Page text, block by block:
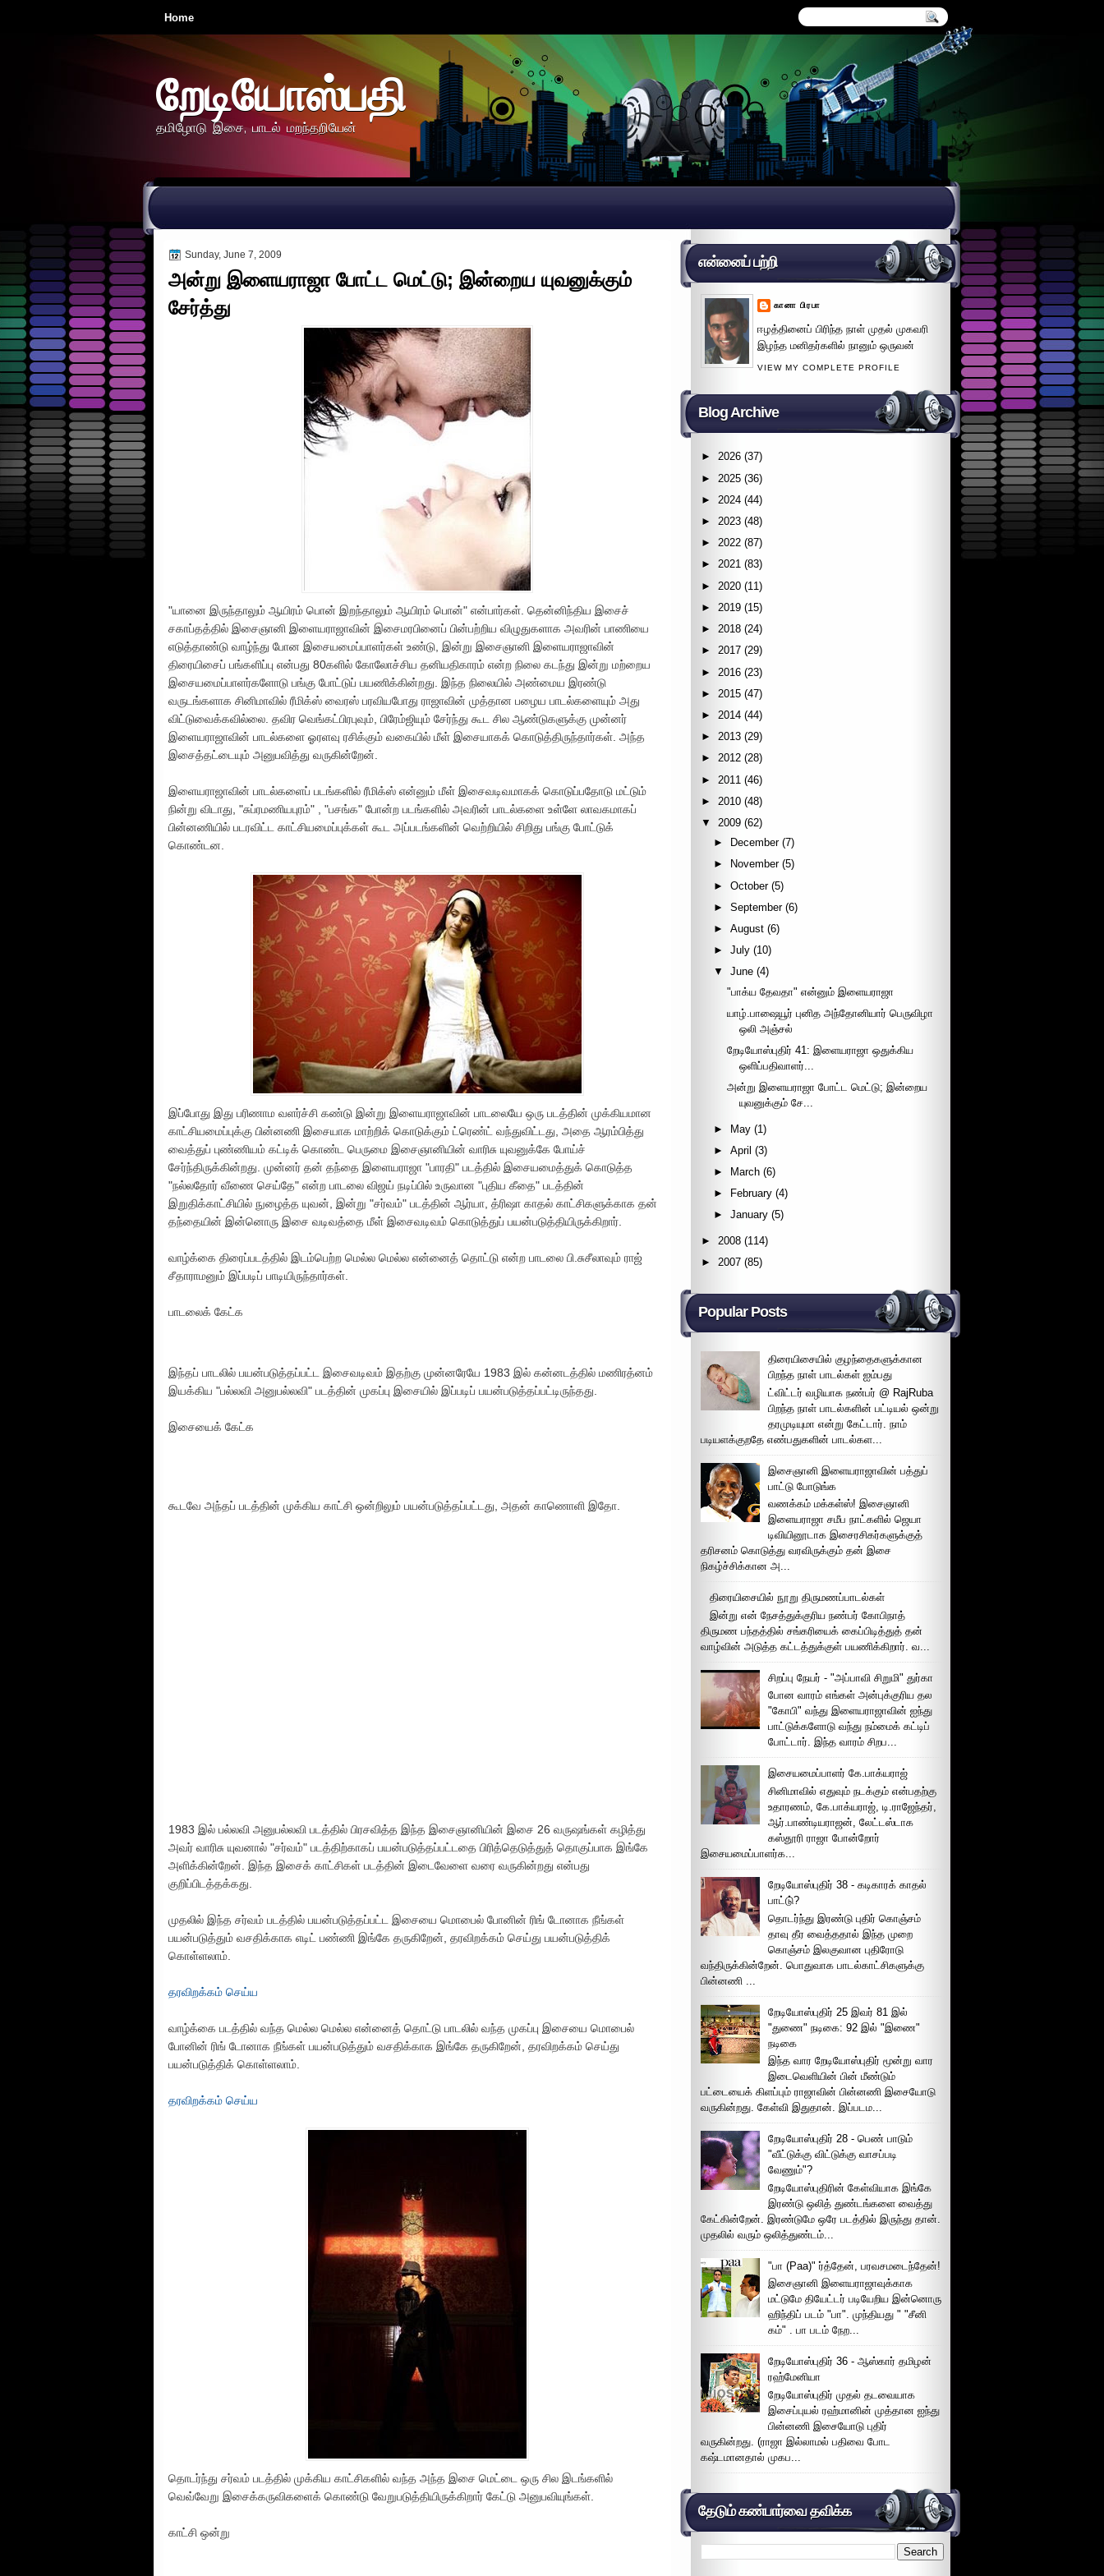
Home
றேடியோஸ்பதி
தமிழோடு இசை, பாடல் மறந்தறியேன்
Sunday, June 7, 2009
அன்று இளையராஜா போட்ட மெட்டு; இன்றைய யுவனுக்கும்
சேர்த்து
"யானை இருந்தாலும் ஆயிரம் பொன் இறந்தாலும் ஆயிரம் பொன்" என்பார்கள். தென்னிந்திய இசைச்
சகாப்தத்தில் இசைஞானி இளையராஜாவின் இசைமரபினைப் பின்பற்றிய விழுதுகளாக அவரின் பாணியை
எடுத்தாண்டு வாழ்ந்து போன இசையமைப்பாளர்கள் உண்டு, இன்று இசைஞானி இளையராஜாவின்
திரையிசைப் பங்களிப்பு என்பது 80களில் கோலோச்சிய தனியதிகாரம் என்ற நிலை கடந்து இன்று மற்றைய
இசையமைப்பாளர்களோடு பங்கு போட்டுப் பயணிக்கின்றது. இந்த நிலையில் அண்மைய இரண்டு
வருடங்களாக சினிமாவில் ரீமிக்ஸ் வைரஸ் பரவியபோது ராஜாவின் முத்தான பழைய பாடல்களையும் அது
விட்டுவைக்கவில்லை. தவிர வெங்கட்பிரபுவும், பிரேம்ஜியும் சேர்ந்து கூட சில ஆண்டுகளுக்கு முன்னர்
இளையராஜாவின் பாடல்களை ஓரளவு ரசிக்கும் வகையில் மீள் இசையாகக் கொடுத்திருந்தார்கள். அந்த
இசைத்தட்டையும் அனுபவித்து வருகின்றேன்.
இளையராஜாவின் பாடல்களைப் படங்களில் ரீமிக்ஸ் என்னும் மீள் இசைவடிவமாகக் கொடுப்பதோடு மட்டும்
நின்று விடாது, "சுப்ரமணியபுரம்" , "பசங்க" போன்ற படங்களில் அவரின் பாடல்களை உள்ளே லாவகமாகப்
பின்னணியில் படரவிட்ட காட்சியமைப்புக்கள் கூட அப்படங்களின் வெற்றியில் சிறிது பங்கு போட்டுக்
கொண்டன.
இப்போது இது பரிணாம வளர்ச்சி கண்டு இன்று இளையராஜாவின் பாடலையே ஒரு படத்தின் முக்கியமான
காட்சியமைப்புக்கு பின்னணி இசையாக மாற்றிக் கொடுக்கும் ட்ரெண்ட் வந்துவிட்டது, அதை ஆரம்பித்து
வைத்துப் புண்ணியம் கட்டிக் கொண்ட பெருமை இசைஞானியின் வாரிசு யுவனுக்கே போய்ச்
சேர்ந்திருக்கின்றது. முன்னர் தன் தந்தை இளையராஜா "பாரதி" படத்தில் இசையமைத்துக் கொடுத்த
"நல்லதோர் வீணை செய்தே" என்ற பாடலை விஜய் நடிப்பில் உருவான "புதிய கீதை" படத்தின்
இறுதிக்காட்சியில் நுழைத்த யுவன், இன்று "சர்வம்" படத்தின் ஆர்யா, த்ரிஷா காதல் காட்சிகளுக்காக தன்
தந்தையின் இன்னொரு இசை வடிவத்தை மீள் இசைவடிவம் கொடுத்துப் பயன்படுத்தியிருக்கிறார்.
வாழ்க்கை திரைப்படத்தில் இடம்பெற்ற மெல்ல மெல்ல என்னைத் தொட்டு என்ற பாடலை பி.சுசீலாவும் ராஜ்
சீதாராமனும் இப்படிப் பாடியிருந்தார்கள்.
பாடலைக் கேட்க
இந்தப் பாடலில் பயன்படுத்தப்பட்ட இசைவடிவம் இதற்கு முன்னரேயே 1983 இல் கன்னடத்தில் மணிரத்னம்
இயக்கிய "பல்லவி அனுபல்லவி" படத்தின் முகப்பு இசையில் இப்படிப் பயன்படுத்தப்பட்டிருந்தது.
இசையைக் கேட்க
கூடவே அந்தப் படத்தின் முக்கிய காட்சி ஒன்றிலும் பயன்படுத்தப்பட்டது, அதன் காணொளி இதோ.
1983 இல் பல்லவி அனுபல்லவி படத்தில் பிரசவித்த இந்த இசைஞானியின் இசை 26 வருஷங்கள் கழித்து
அவர் வாரிசு யுவனால் "சர்வம்" படத்திற்காகப் பயன்படுத்தப்பட்டதை பிரித்தெடுத்துத் தொகுப்பாக இங்கே
அளிக்கின்றேன். இந்த இசைக் காட்சிகள் படத்தின் இடைவேளை வரை வருகின்றது என்பது
குறிப்பிடத்தக்கது.
முதலில் இந்த சர்வம் படத்தில் பயன்படுத்தப்பட்ட இசையை மொபைல் போனின் ரிங் டோனாக நீங்கள்
பயன்படுத்தும் வசதிக்காக எடிட் பண்ணி இங்கே தருகிறேன், தரவிறக்கம் செய்து பயன்படுத்திக்
கொள்ளலாம்.
தரவிறக்கம் செய்ய
வாழ்க்கை படத்தில் வந்த மெல்ல மெல்ல என்னைத் தொட்டு பாடலில் வந்த முகப்பு இசையை மொபைல்
போனின் ரிங் டோனாக நீங்கள் பயன்படுத்தும் வசதிக்காக இங்கே தருகிறேன், தரவிறக்கம் செய்து
பயன்படுத்திக் கொள்ளலாம்.
தரவிறக்கம் செய்ய
தொடர்ந்து சர்வம் படத்தில் முக்கிய காட்சிகளில் வந்த அந்த இசை மெட்டை ஒரு சில இடங்களில்
வெவ்வேறு இசைக்கருவிகளைக் கொண்டு வேறுபடுத்தியிருக்கிறார் கேட்டு அனுபவியுங்கள்.
காட்சி ஒன்று
என்னைப் பற்றி
கானா பிரபா
ஈழத்தினைப் பிரிந்த நாள் முதல் முகவரி
இழந்த மனிதர்களில் நானும் ஒருவன்
VIEW MY COMPLETE PROFILE
Blog Archive
► 2026 (37)
► 2025 (36)
► 2024 (44)
► 2023 (48)
► 2022 (87)
► 2021 (83)
► 2020 (11)
► 2019 (15)
► 2018 (24)
► 2017 (29)
► 2016 (23)
► 2015 (47)
► 2014 (44)
► 2013 (29)
► 2012 (28)
► 2011 (46)
► 2010 (48)
▼
2009 (62)
►
December (7)
►
November (5)
►October (5)
►September (6)
►August (6)
►July (10)
▼
June (4)
"பாக்ய தேவதா" என்னும் இளையராஜா
யாழ்.பாஷையூர் புனித அந்தோனியார் பெருவிழா
ஒலி அஞ்சல்
றேடியோஸ்புதிர் 41: இளையராஜா ஒதுக்கிய
ஒளிப்பதிவாளர்...
அன்று இளையராஜா போட்ட மெட்டு; இன்றைய
யுவனுக்கும் சே...
► May (1)
►April (3)
►
March (6)
►
February (4)
►January (5)
► 2008 (114)
► 2007 (85)
Popular Posts
திரையிசையில் குழந்தைகளுக்கான
பிறந்த நாள் பாடல்கள் ஐம்பது
ட்விட்டர் வழியாக நண்பர் @ RajRuba
பிறந்த நாள் பாடல்களின் பட்டியல் ஒன்று
தரமுடியுமா என்று கேட்டார். நாம்
படியளக்குறதே எண்பதுகளின் பாடல்கள...
இசைஞானி இளையராஜாவின் பத்துப்
பாட்டு போடுங்க
வணக்கம் மக்கள்ஸ்! இசைஞானி
இளையராஜா சமீப நாட்களில் ஜெயா
டிவியினூடாக இசைரசிகர்களுக்குத்
தரிசனம் கொடுத்து வரவிருக்கும் தன் இசை
நிகழ்ச்சிக்கான அ...
திரையிசையில் நூறு திருமணப்பாடல்கள்
இன்று என் நேசத்துக்குரிய நண்பர் கோபிநாத்
திருமண பந்தத்தில் சங்கரியைக் கைப்பிடித்துத் தன்
வாழ்வின் அடுத்த கட்டத்துக்குள் பயணிக்கிறார். வ...
சிறப்பு நேயர் - "அப்பாவி சிறுமி" துர்கா
போன வாரம் எங்கள் அன்புக்குரிய தல
"கோபி" வந்து இளையராஜாவின் ஐந்து
பாட்டுக்களோடு வந்து நம்மைக் கட்டிப்
போட்டார். இந்த வாரம் சிறப...
இசையமைப்பாளர் கே.பாக்யராஜ்
சினிமாவில் எதுவும் நடக்கும் என்பதற்கு
உதாரணம், கே.பாக்யராஜ், டி.ராஜேந்தர்,
ஆர்.பாண்டியராஜன், லேட்டஸ்டாக
கஸ்தூரி ராஜா போன்றோர்
இசையமைப்பாளர்க...
றேடியோஸ்புதிர் 38 - கடிகாரக் காதல்
பாட்டு்?
தொடர்ந்து இரண்டு புதிர் கொஞ்சம்
தாவு தீர வைத்ததால் இந்த முறை
கொஞ்சம் இலகுவான புதிரோடு
வந்திருக்கின்றேன். பொதுவாக பாடல்காட்சிகளுக்கு
பின்னணி ...
றேடியோஸ்புதிர் 25 இவர் 81 இல்
"துணை" நடிகை: 92 இல் "இணை"
நடிகை
இந்த வார றேடியோஸ்புதிர் மூன்று வார
இடைவெளியின் பின் மீண்டும்
பட்டையைக் கிளப்பும் ராஜாவின் பின்னணி இசையோடு
வருகின்றது. கேள்வி இதுதான். இப்படம...
றேடியோஸ்புதிர் 28 - பெண் பாடும்
"வீட்டுக்கு விட்டுக்கு வாசப்படி
வேணும்"?
றேடியோஸ்புதிரின் கேள்வியாக இங்கே
இரண்டு ஒலித் துண்டங்களை வைத்து
கேட்கின்றேன். இரண்டுமே ஒரே படத்தில் இருந்து தான்.
முதலில் வரும் ஒலித்துண்டம்...
"பா (Paa)" ர்த்தேன், பரவசமடைந்தேன்!
இசைஞானி இளையராஜாவுக்காக
மட்டுமே தியேட்டர் படியேறிய இன்னொரு
ஹிந்திப் படம் "பா". முந்தியது " "சீனி
கம்" . பா படம் நேற...
றேடியோஸ்புதிர் 36 - ஆஸ்கார் தமிழன்
ரஹ்மேனியா
றேடியோஸ்புதிர் முதல் தடவையாக
இசைப்புயல் ரஹ்மானின் முத்தான ஐந்து
பின்னணி இசையோடு புதிர்
வருகின்றது. (ராஜா இல்லாமல் பதிவை போட
கஷ்டமானதால் முகப...
தேடும் கண்பார்வை தவிக்க